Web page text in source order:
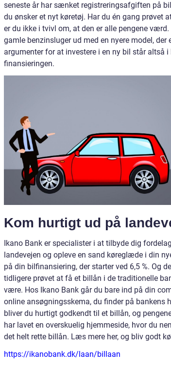
seneste år har sænket registreringsafgiften på
du ønsker et nyt køretøj. Har du én gang prøvet
er du ikke i tvivl om, at den er alle pengene
gamle benzinsluger ud med en nyere model,
argumenter for at investere i en ny bil står altså
finansieringen.
Kom hurtigt ud på
Ikano Bank er specialister i at tilbyde dig
landevejen og opleve en sand køreglæde i din
på din bilfinansiering, der starter ved 6,5 %. Og
tidligere prøvet at få et billån i de traditionelle
være. Hos Ikano Bank går du bare ind på din
online ansøgningsskema, du finder på bankens
bliver du hurtigt godkendt til et billån, og
har lavet en overskuelig hjemmeside, hvor du
det helt rette billån. Læs mere her, og bliv godt
https://ikanobank.dk/laan/billaan